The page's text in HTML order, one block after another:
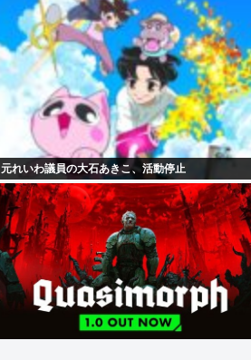
元れいわ議員の大石あきこ、活動停止